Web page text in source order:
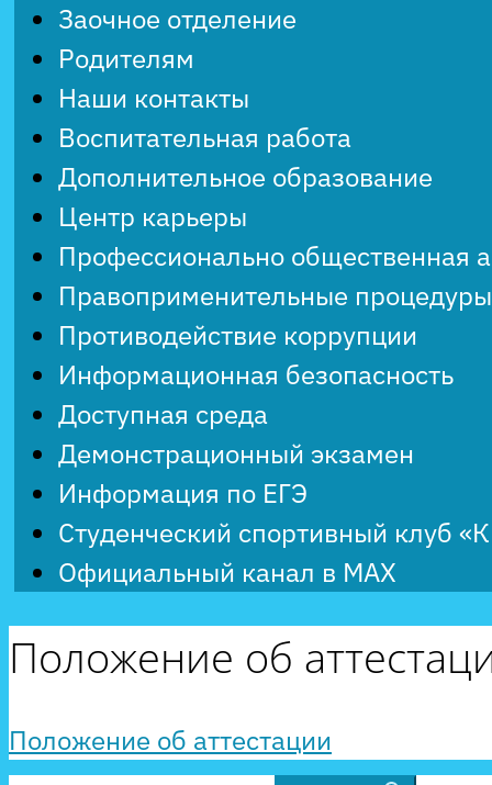
Заочное отделение
Родителям
Наши контакты
Воспитательная работа
Дополнительное образование
Центр карьеры
Профессионально общественная
Правоприменительные процедуры
Противодействие коррупции
Информационная безопасность
Доступная среда
Демонстрационный экзамен
Информация по ЕГЭ
Студенческий спортивный клуб
Официальный канал в MAX
Положение об
Положение об аттестации